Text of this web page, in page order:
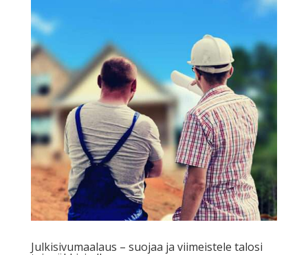
Julkisivumaalaus – suojaa ja viimeistele talosi